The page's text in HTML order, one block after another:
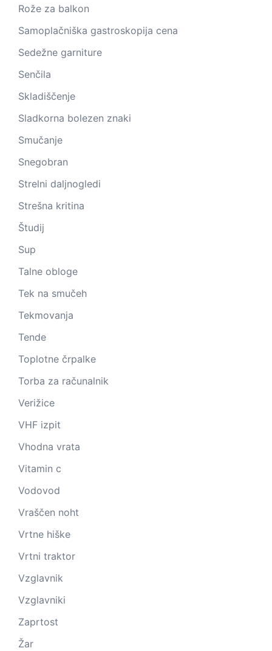
Rože za balkon
Samoplačniška gastroskopija cena
Sedežne garniture
Senčila
Skladiščenje
Sladkorna bolezen znaki
Smučanje
Snegobran
Strelni daljnogledi
Strešna kritina
Študij
Sup
Talne obloge
Tek na smučeh
Tekmovanja
Tende
Toplotne črpalke
Torba za računalnik
Verižice
VHF izpit
Vhodna vrata
Vitamin c
Vodovod
Vraščen noht
Vrtne hiške
Vrtni traktor
Vzglavnik
Vzglavniki
Zaprtost
Žar